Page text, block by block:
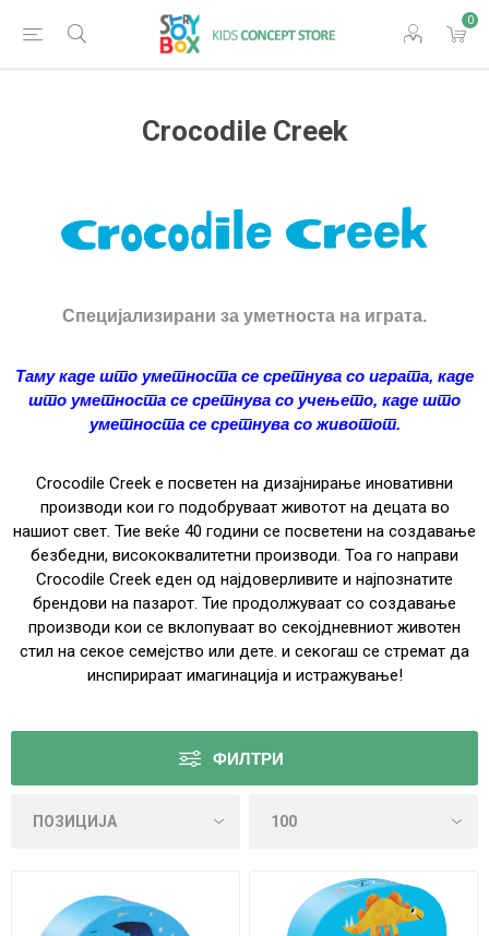
0
Crocodile Creek
Специјализирани за уметноста на играта.
Таму каде што уметноста се сретнува со играта, каде
што уметноста се сретнува со учењето, каде што
уметноста се сретнува со животот.
Crocodile Creek е посветен на дизајнирање иновативни
производи кои го подобруваат животот на децата во
нашиот свет. Тие веќе 40 години се посветени на создавање
безбедни, висококвалитетни производи. Тоа го направи
Crocodile Creek еден од најдоверливите и најпознатите
брендови на пазарот. Тие продолжуваат со создавање
производи кои се вклопуваат во секојдневниот животен
стил на секое семејство или дете. и секогаш се стремат да
инспирираат имагинација и истражување!
ФИЛТРИ